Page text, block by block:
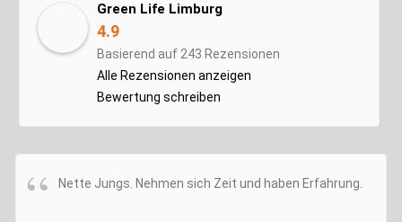
Green Life Limburg
4.9
Basierend auf 243 Rezensionen
Alle Rezensionen anzeigen
Bewertung schreiben
Nette Jungs. Nehmen sich Zeit und haben Erfahrung.